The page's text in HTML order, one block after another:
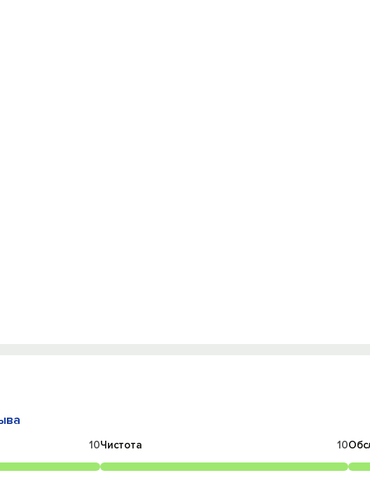
10Чистота 10